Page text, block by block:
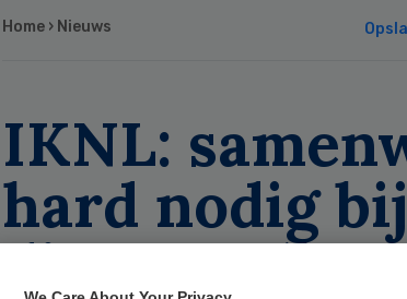
Home › Nieuws
IKNL:
hard nodig bij
diagnose